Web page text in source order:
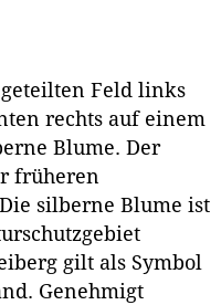
Feld links
rechts auf einem
Blume. Der
früheren
silberne Blume ist
gilt als Symbol
Genehmigt